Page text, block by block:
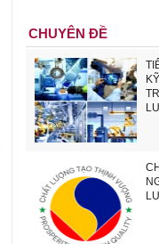
CHUYÊN ĐỀ